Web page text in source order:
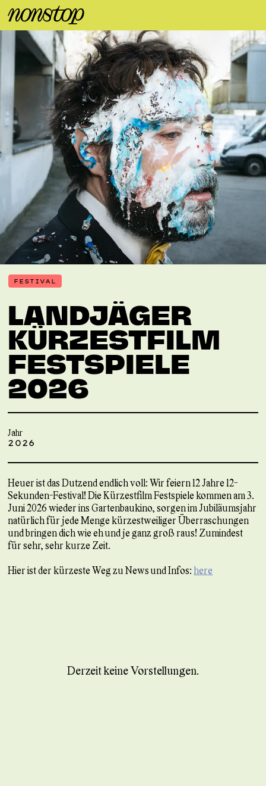
Derzeit keine Vorstellungen.
FESTIVAL
LANDJÄGER
KÜRZESTFILM
FESTSPIELE
2026
Jahr
2026
Heuer ist das Dutzend endlich voll: Wir feiern 12 Jahre 12-
Sekunden-Festival! Die Kürzestfilm Festspiele kommen am 3.
Juni 2026 wieder ins Gartenbaukino, sorgen im Jubiläumsjahr
natürlich für jede Menge kürzestweiliger Überraschungen
und bringen dich wie eh und je ganz groß raus! Zumindest
für sehr, sehr kurze Zeit.
Hier ist der kürzeste Weg zu News und Infos: here